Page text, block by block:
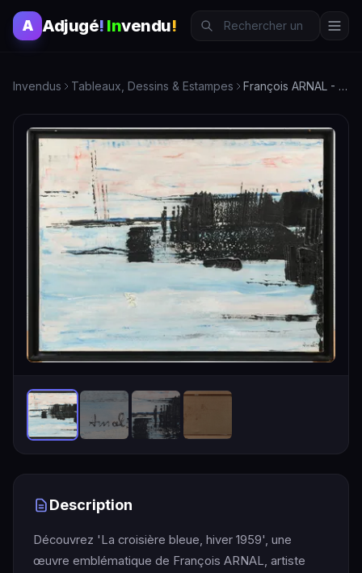
A Adjugé! Invendu!
Invendus Tableaux, Dessins & Estampes François ARNAL - La croisière bleue, hiver 1959 - Tableau d'art contemporain
Description
Découvrez 'La croisière bleue, hiver 1959', une
œuvre emblématique de François ARNAL, artiste